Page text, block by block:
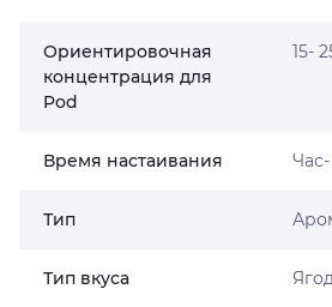
Ориентировочная
концентрация для
Pod
15-
Время настаивания
Тип
Тип вкуса